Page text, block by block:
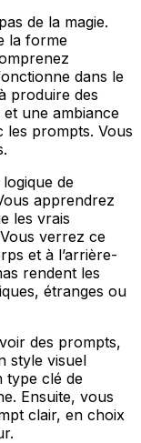
de la magie.
la forme
dans le
produire des
une ambiance
les prompts. Vous
de
apprendrez
les vrais
verrez ce
et à l’arrière-
rendent les
étranges ou
des prompts,
style visuel
type clé de
Ensuite, vous
clair, en choix